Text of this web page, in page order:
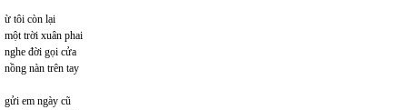
ừ tôi còn lại
một trời xuân phai
nghe đời gọi cửa
nồng nàn trên tay
gửi em ngày cũ